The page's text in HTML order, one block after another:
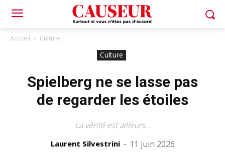
Accueil Culture
Culture
Spielberg ne se lasse pas
de regarder les étoiles
La vérité est ailleurs…
Laurent Silvestrini - 11 juin 2026